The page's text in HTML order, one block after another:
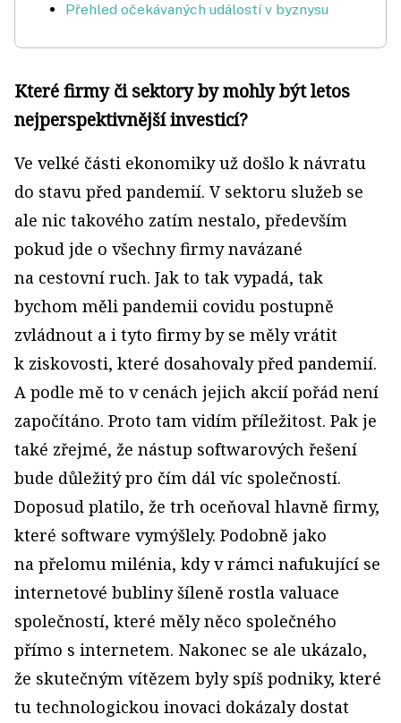
Přehled očekávaných událostí v byznysu
Které firmy či sektory by mohly být letos
nejperspektivnější investicí?
Ve velké části ekonomiky už došlo k návratu
do stavu před pandemií. V sektoru služeb se
ale nic takového zatím nestalo, především
pokud jde o všechny firmy navázané
na cestovní ruch. Jak to tak vypadá, tak
bychom měli pandemii covidu postupně
zvládnout a i tyto firmy by se měly vrátit
k ziskovosti, které dosahovaly před pandemií.
A podle mě to v cenách jejich akcií pořád není
započítáno. Proto tam vidím příležitost. Pak je
také zřejmé, že nástup softwarových řešení
bude důležitý pro čím dál víc společností.
Doposud platilo, že trh oceňoval hlavně firmy,
které software vymýšlely. Podobně jako
na přelomu milénia, kdy v rámci nafukující se
internetové bubliny šíleně rostla valuace
společností, které měly něco společného
přímo s internetem. Nakonec se ale ukázalo,
že skutečným vítězem byly spíš podniky, které
tu technologickou inovaci dokázaly dostat